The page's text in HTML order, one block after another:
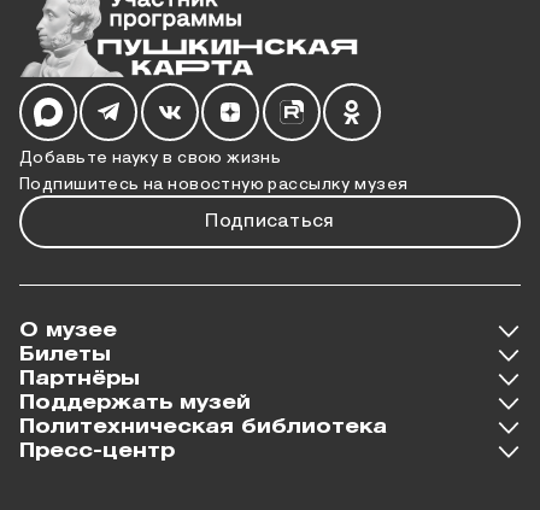
Добавьте науку в свою жизнь
Подпишитесь на новостную рассылку музея
Подписаться
Мы в социальных сетях
О музее
Билеты
Партнёры
Поддержать музей
Политехническая библиотека
Пресс-центр